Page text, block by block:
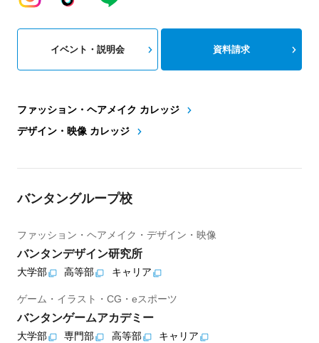
ファッション・ヘアメイク カレッジ
デザイン・映像 カレッジ
イベント・説明会 資料請求
バンタングループ校
ファッション・ヘアメイク・デザイン・映像
バンタンデザイン研究所
大学部 高等部 キャリア
ゲーム・イラスト・CG・eスポーツ
バンタンゲームアカデミー
大学部 専門部 高等部 キャリア